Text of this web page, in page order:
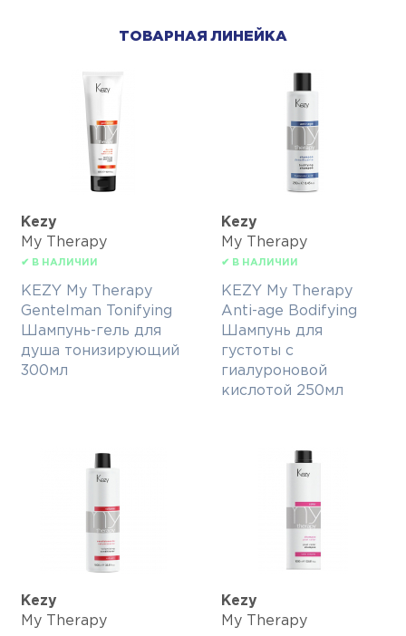
ТОВАРНАЯ ЛИНЕЙКА
Kezy
My Therapy
✔ В НАЛИЧИИ
KEZY My Therapy
Gentelman Tonifying
Шампунь-гель для
душа тонизирующий
300мл
Kezy
My Therapy
✔ В НАЛИЧИИ
KEZY My Therapy
Anti-age Bodifying
Шампунь для
густоты с
гиалуроновой
кислотой 250мл
Kezy
My Therapy
Kezy
My Therapy